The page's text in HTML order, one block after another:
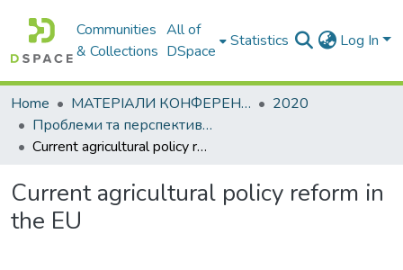
Communities
& Collections
All of
DSpace
Statistics Log In
Home МАТЕРІАЛИ КОНФЕРЕНЦІЙ
2020
Проблеми та перспективи розвитку підприємництва
Current agricultural policy reform in the EU
Current agricultural policy reform in
the EU